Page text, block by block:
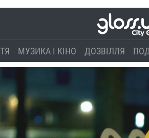
МУЗИКА І КІНО ДОЗВІЛЛЯ